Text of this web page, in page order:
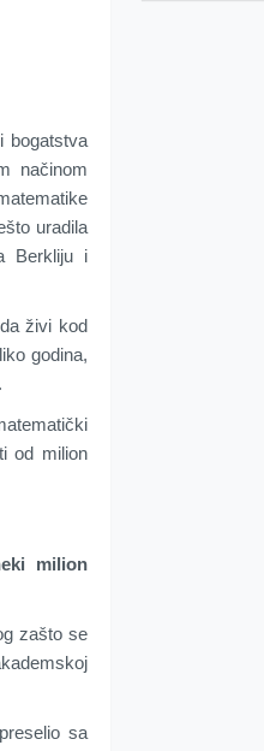
bogatstva
načinom
uradila
Berkliju i
živi kod
godina,
od milion
milion
zašto se
sa